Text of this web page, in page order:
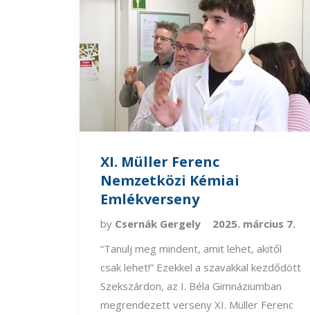
XI. Müller Ferenc
Nemzetközi Kémiai
Emlékverseny
by Csernák Gergely
2025. március 7.
“Tanulj meg mindent, amit lehet, akitől
csak lehet!” Ezekkel a szavakkal kezdődött
Szekszárdon, az I. Béla Gimnáziumban
megrendezett verseny XI. Müller Ferenc